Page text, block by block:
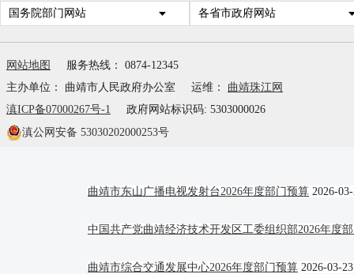
曲靖市图书馆2026年度部门预算 2026-03-23
曲靖市文物管理所2026年度部门预算
曲靖市东山广播电视发射台2026年度部门预算 2026-
中国共产党曲靖经济技术开发区工委组织部2026年度
曲靖市综合交通发展中心2026年度部门预算 2026-03-23
国务院部门网站 各省市政府网站
网站地图
服务热线： 0874-12345
主办单位： 曲靖市人民政府办公室
运维： 曲靖珠江网
滇ICP备07000267号-1
政府网站标识码: 5303000026
滇公网安备 53030202000253号